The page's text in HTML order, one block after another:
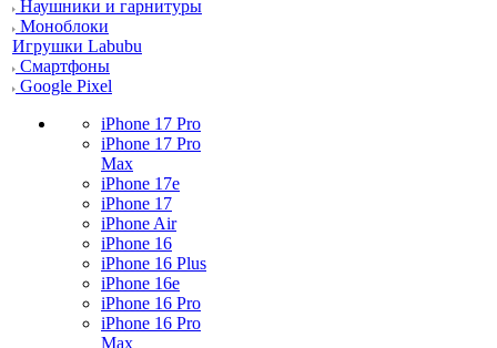
Наушники и гарнитуры
Моноблоки
Игрушки Labubu
Смартфоны
Google Pixel
iPhone 17 Pro
iPhone 17 Pro
Max
iPhone 17e
iPhone 17
iPhone Air
iPhone 16
iPhone 16 Plus
iPhone 16e
iPhone 16 Pro
iPhone 16 Pro
Max